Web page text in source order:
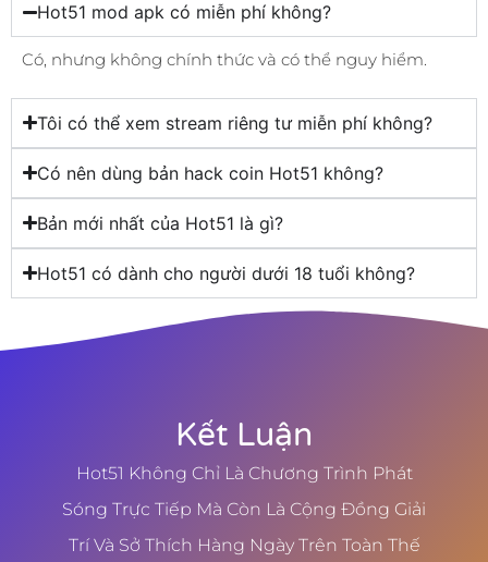
Hot51 mod apk có miễn phí không?
Có, nhưng không chính thức và có thể nguy hiểm.
Tôi có thể xem stream riêng tư miễn phí không?
Có nên dùng bản hack coin Hot51 không?
Bản mới nhất của Hot51 là gì?
Hot51 có dành cho người dưới 18 tuổi không?
Kết Luận
Hot51 Không Chỉ Là Chương Trình Phát
Sóng Trực Tiếp Mà Còn Là Cộng Đồng Giải
Trí Và Sở Thích Hàng Ngày Trên Toàn Thế